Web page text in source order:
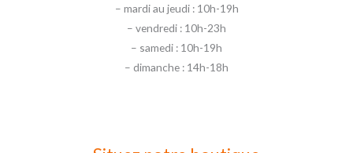
– mardi au jeudi : 10h-19h
– vendredi : 10h-23h
– samedi : 10h-19h
– dimanche : 14h-18h